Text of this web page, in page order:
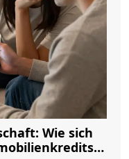
Wie sich